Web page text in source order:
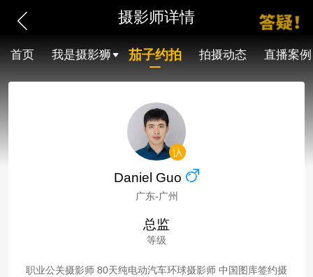
摄影师详情
首页 我是摄影狮 茄子约拍 拍摄动态 直播案例
Daniel Guo
广东-广州
总监
等级
职业公关摄影师 80天纯电动汽车环球摄影师 中国图库签约摄